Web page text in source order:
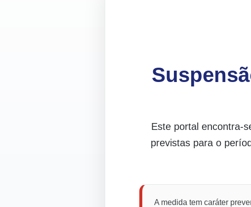
Este portal encontra-
previstas para o
A medida tem caráter